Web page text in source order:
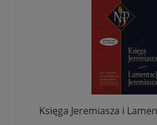
Księga Jeremiasza i